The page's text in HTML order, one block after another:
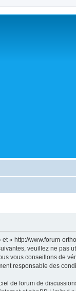
« http://www.forum-
veuillez ne pas
vous conseillons de
responsable des
de forum de